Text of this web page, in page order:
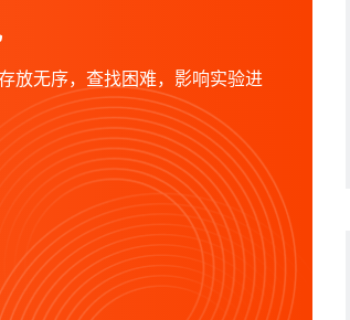
放无序，查找困难，影响实验进